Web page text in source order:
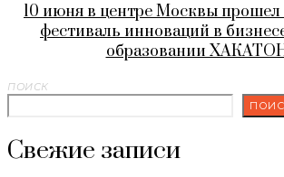
10 июня в центре Москвы
фестиваль инноваций в
образовании
ПОИСК
Свежие записи